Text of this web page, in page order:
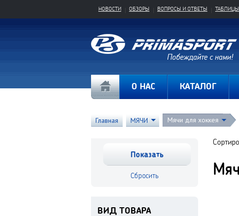
НОВОСТИ ОБЗОРЫ ВОПРОСЫ И ОТВЕТЫ
О НАС КАТАЛОГ
Главная МЯЧИ Мячи для хоккея
ВИД ТОВАРА